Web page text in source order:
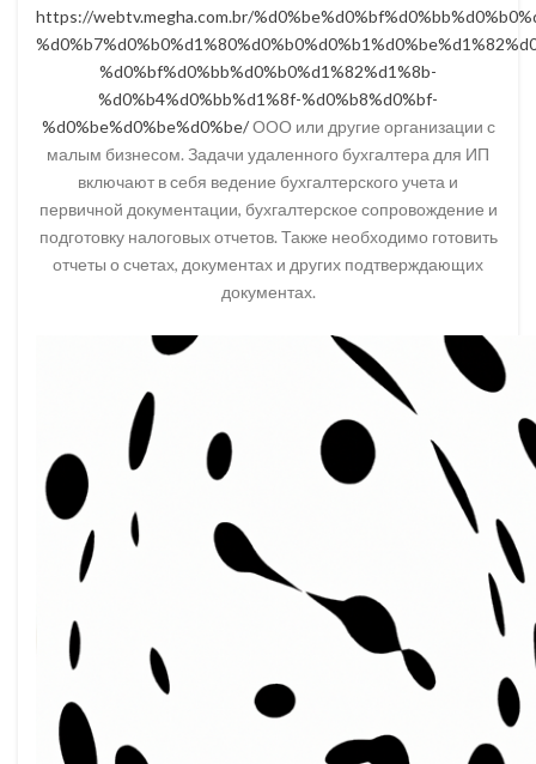
https://webtv.megha.com.br/
%d0%bf%d0%bb%d0%b0%d1%82%d1%8b-
%d0%b4%d0%bb%d1%8f-%d0%b8%d0%bf-
%d0%be%d0%be%d0%be/ООО или другие организации с
малым бизнесом. Задачи удаленного бухгалтера для ИП
включают в себя ведение бухгалтерского учета и
первичной документации, бухгалтерское сопровождение и
подготовку налоговых отчетов. Также необходимо готовить
отчеты о счетах, документах и других подтверждающих
документах.